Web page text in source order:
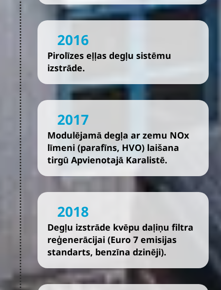
2016
Pirolīzes eļļas degļu sistēmu
izstrāde.
2017
Modulējamā degļa ar zemu NOx
līmeni (parafīns, HVO) laišana
tirgū Apvienotajā Karalistē.
2018
Degļu izstrāde kvēpu daļiņu filtra
reģenerācijai (Euro 7 emisijas
standarts, benzīna dzinēji).